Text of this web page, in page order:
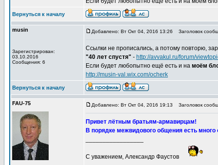
Вернуться к началу
musin
Зарегистрирован:
03.10.2016
Сообщения: 6
Добавлено: Вт Окт 04, 2016 13:26 Заголовок
Ссылки не прописались, а потому повторю,
"40 лет спустя" - http://avvakul.ru/forum/
Если будет любопытно ещё есть и на моём
http://musin-val.wix.com/ocherk
Вернуться к началу
FAU-75 Добавлено: Вт Окт 04, 2016 19:13 Заголовок
Привет лётным братьям-армавирцам!
В порядке межвидового общения есть
С уважением, Александр Фаустов